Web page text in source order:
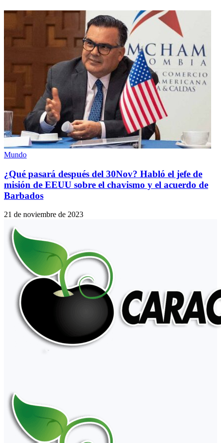
Mundo
¿Qué pasará después del 30Nov? Habló el jefe de
misión de EEUU sobre el chavismo y el acuerdo de
Barbados
21 de noviembre de 2023